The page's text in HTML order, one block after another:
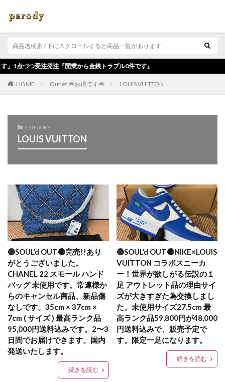
開業から金銭トラブル0件です』
HOME Outlet 👜お得です👜 LOUIS VUITTON
CATEGORY
LOUIS VUITTON
🔴SOUL’d OUT🔴完売!!あり
がとうございました。
CHANEL 22 スモール ハンド
バッグ 未使用です。常連様か
らのキャンセル商品、新品傷
なしです。35cm × 37cm ×
7cm ( サイズ ) 最高ランク品
95,000円送料込みです。2〜3
日間でお届けできます。国内
発送いたします。
続きを読む
🔴SOUL’d OUT🔴NIKE×LOUIS
VUITTON コラボスニーカ
ー！世界が欲しがる伝説の１
足 アウトレット品の理由サイ
ズが大きすぎた為交換しまし
た。未使用サイズ27.5cm 最
高ランク品59,800円が48,000
円送料込みで、販売予定で
す。限定一足になります。
続きを読む